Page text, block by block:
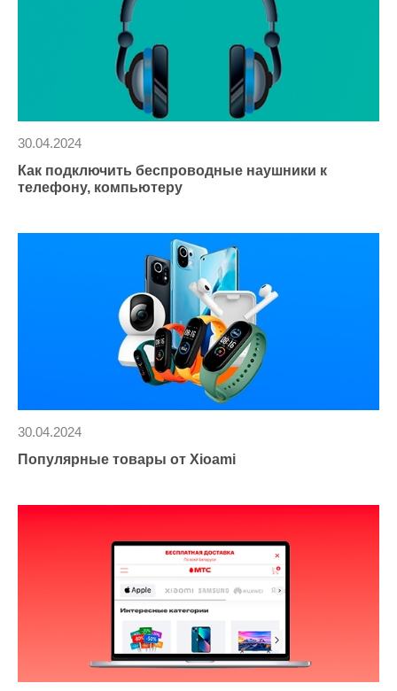
Как подключить беспроводные наушники к
телефону, компьютеру
30.04.2024
Популярные товары от Xioami
30.04.2024